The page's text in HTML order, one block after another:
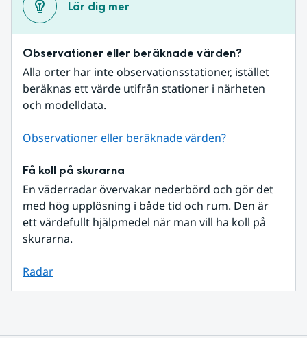
Lär dig mer
Observationer eller beräknade värden?
Alla orter har inte observationsstationer, istället
beräknas ett värde utifrån stationer i närheten
och modelldata.
Observationer eller beräknade värden?
Få koll på skurarna
En väderradar övervakar nederbörd och gör det
med hög upplösning i både tid och rum. Den är
ett värdefullt hjälpmedel när man vill ha koll på
skurarna.
Radar